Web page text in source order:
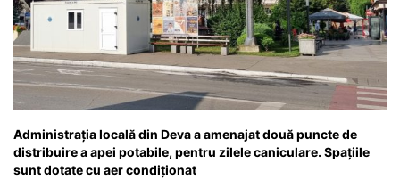
Administrația locală din Deva a amenajat două puncte de
distribuire a apei potabile, pentru zilele caniculare. Spațiile
sunt dotate cu aer condiționat